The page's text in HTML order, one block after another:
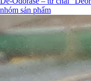
nhóm sản phẩm